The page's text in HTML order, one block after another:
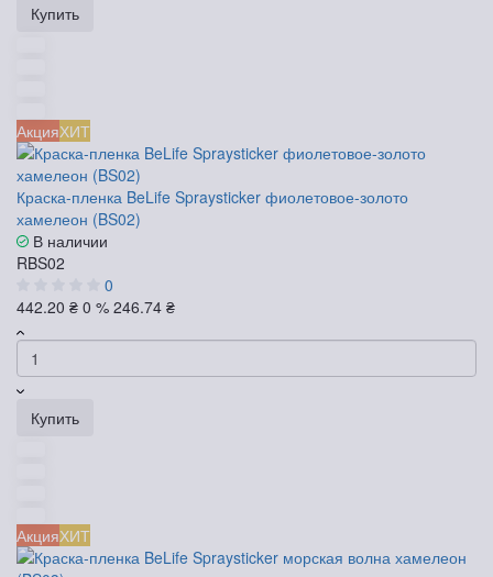
Купить
АкцияХИТ
Краска-пленка BeLife Spraysticker фиолетовое-золото
хамелеон (BS02)
В наличии
RBS02
0
442.20 ₴ 0 % 246.74 ₴
Купить
АкцияХИТ